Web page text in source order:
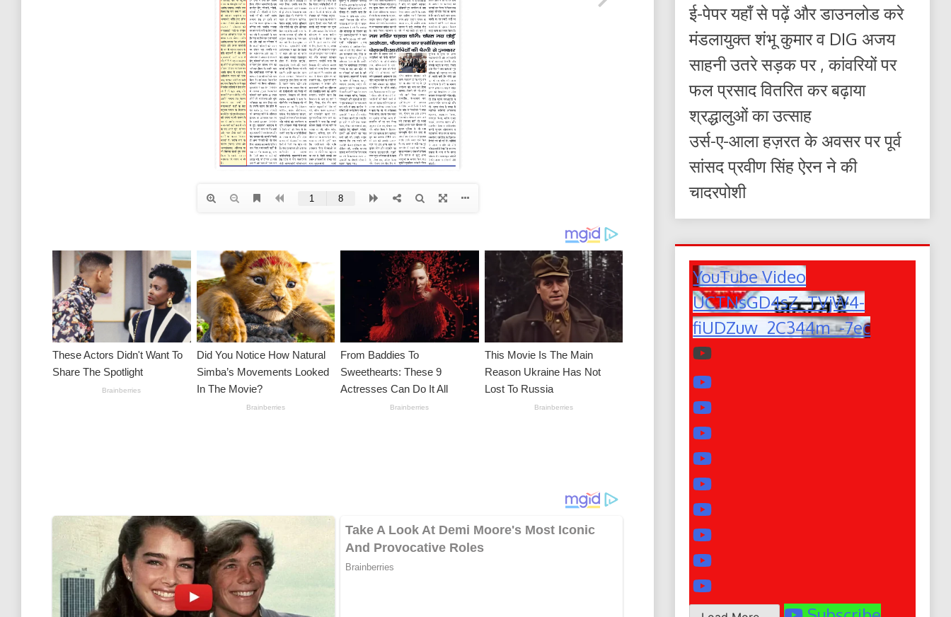
ई-पेपर यहाँ से पढ़ें और डाउनलोड करे
मंडलायुक्त शंभू कुमार व DIG अजय
साहनी उतरे सड़क पर , कांवरियों पर
फल प्रसाद वितरित कर बढ़ाया
श्रद्धालुओं का उत्साह
उर्स-ए-आला हज़रत के अवसर पर पूर्व
सांसद प्रवीण सिंह ऐरन ने की
चादरपोशी
YouTube Video
UCTNsGD4sZ_TVjW4-
fiUDZuw_2C344m_-7ec